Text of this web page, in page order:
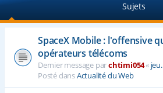
Sujets
SpaceX Mobile : l'offensive
opérateurs télécoms
Dernier message parchtimi054«
Posté dansActualité du Web